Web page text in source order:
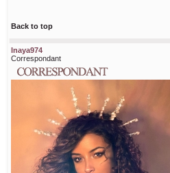
Back to top
Inaya974
Correspondant